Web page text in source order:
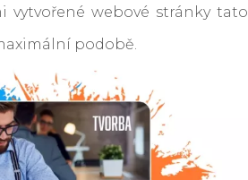
vytvořené webové stránky tato
podobě.